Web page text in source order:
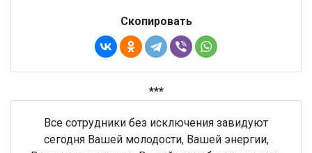
Скопировать
***
Все сотрудники без исключения завидуют
сегодня Вашей молодости, Вашей энергии,